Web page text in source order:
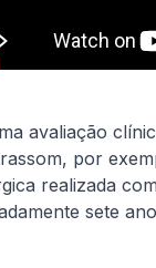
avaliação
por
realizada
sete